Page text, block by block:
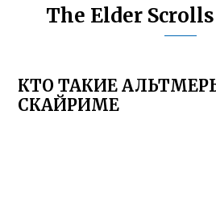
The Elder
КТО ТАКИЕ
СКАЙРИМЕ